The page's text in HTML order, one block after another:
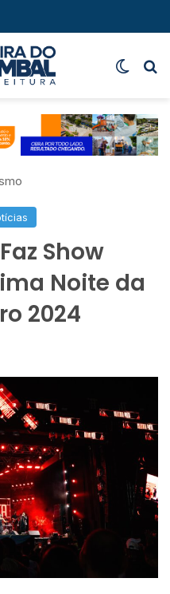
Show
Noite da
2024